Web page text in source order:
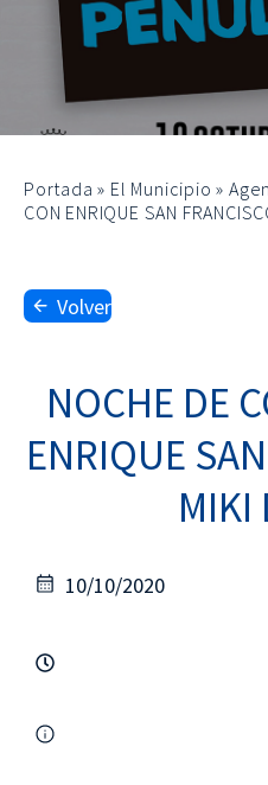
Portada » El Municipio »
CON ENRIQUE SAN
Volver
NOCHE DE
ENRIQUE
MIKI
10/10/2020